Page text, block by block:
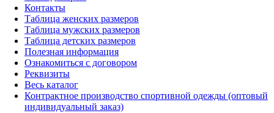
Контакты
Таблица женских размеров
Таблица мужских размеров
Таблица детских размеров
Полезная информация
Ознакомиться с договором
Реквизиты
Весь каталог
Контрактное производство спортивной одежды (оптовый
индивидуальный заказ)